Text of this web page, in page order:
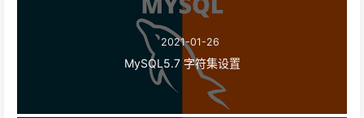
2021-01-26
MySQL5.7 字符集设置